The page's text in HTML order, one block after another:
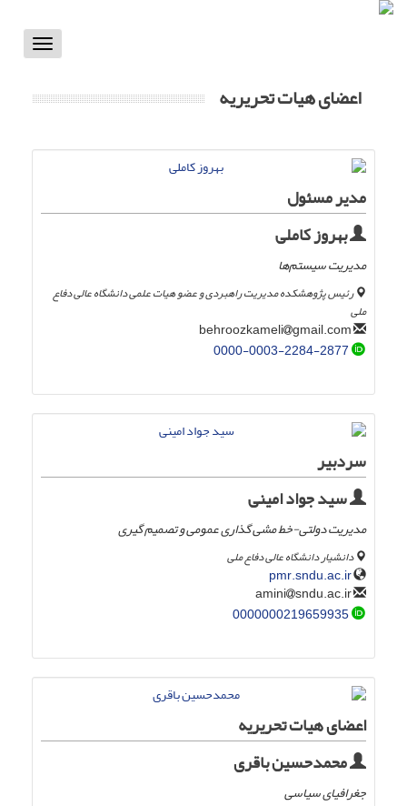
Toggle
اعضای هیات تحریریه
مدیر مسئول
بهروز کاملی
مدیریت سیستم‌ها
رئیس پژوهشکده مدیریت راهبردی و عضو هیات علمی دانشگاه عالی دفاع
ملی
gmail.com
0000-0003-2284-2877
سردبیر
سید جواد امینی
مدیریت دولتی-خط مشی گذاری عمومی و تصمیم گیری
دانشیار دانشگاه عالی دفاع ملی
pmr.sndu.ac.ir
sndu.ac.ir
0000000219659935
اعضای هیات تحریریه
محمدحسین باقری
جغرافیای سیاسی